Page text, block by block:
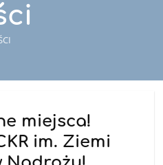
miejsca!
im. Ziemi